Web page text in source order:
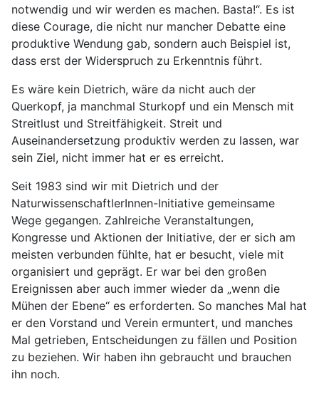
notwendig und wir werden es machen. Basta!“. Es ist
diese Courage, die nicht nur mancher Debatte eine
produktive Wendung gab, sondern auch Beispiel ist,
dass erst der Widerspruch zu Erkenntnis führt.
Es wäre kein Dietrich, wäre da nicht auch der
Querkopf, ja manchmal Sturkopf und ein Mensch mit
Streitlust und Streitfähigkeit. Streit und
Auseinandersetzung produktiv werden zu lassen, war
sein Ziel, nicht immer hat er es erreicht.
Seit 1983 sind wir mit Dietrich und der
NaturwissenschaftlerInnen-Initiative gemeinsame
Wege gegangen. Zahlreiche Veranstaltungen,
Kongresse und Aktionen der Initiative, der er sich am
meisten verbunden fühlte, hat er besucht, viele mit
organisiert und geprägt. Er war bei den großen
Ereignissen aber auch immer wieder da „wenn die
Mühen der Ebene“ es erforderten. So manches Mal hat
er den Vorstand und Verein ermuntert, und manches
Mal getrieben, Entscheidungen zu fällen und Position
zu beziehen. Wir haben ihn gebraucht und brauchen
ihn noch.